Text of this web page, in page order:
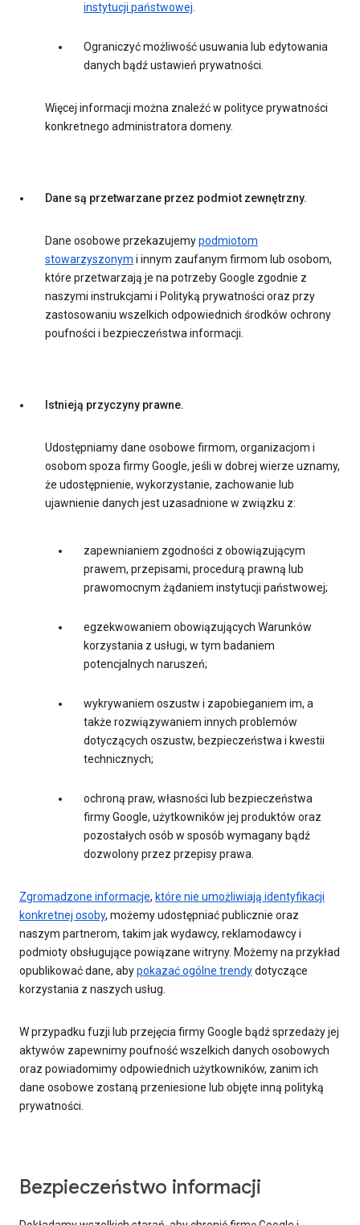
instytucji państwowej.
Ograniczyć możliwość usuwania lub edytowania
danych bądź ustawień prywatności.
Więcej informacji można znaleźć w polityce prywatności
konkretnego administratora domeny.
Dane są przetwarzane przez podmiot zewnętrzny.
Dane osobowe przekazujemypodmiotom
stowarzyszonym i innym zaufanym firmom lub osobom,
które przetwarzają je na potrzeby Google zgodnie z
naszymi instrukcjami i Polityką prywatności oraz przy
zastosowaniu wszelkich odpowiednich środków ochrony
poufności i bezpieczeństwa informacji.
Istnieją przyczyny prawne.
Udostępniamy dane osobowe firmom, organizacjom i
osobom spoza firmy Google, jeśli w dobrej wierze uznamy,
że udostępnienie, wykorzystanie, zachowanie lub
ujawnienie danych jest uzasadnione w związku z:
zapewnianiem zgodności z obowiązującym
prawem, przepisami, procedurą prawną lub
prawomocnym żądaniem instytucji państwowej;
egzekwowaniem obowiązujących Warunków
korzystania z usługi, w tym badaniem
potencjalnych naruszeń;
wykrywaniem oszustw i zapobieganiem im, a
także rozwiązywaniem innych problemów
dotyczących oszustw, bezpieczeństwa i kwestii
technicznych;
ochroną praw, własności lub bezpieczeństwa
firmy Google, użytkowników jej produktów oraz
pozostałych osób w sposób wymagany bądź
dozwolony przez przepisy prawa.
Zgromadzone informacje, które nie umożliwiają identyfikacji
konkretnej osoby, możemy udostępniać publicznie oraz
naszym partnerom, takim jak wydawcy, reklamodawcy i
podmioty obsługujące powiązane witryny. Możemy na przykład
opublikować dane, abypokazać ogólne trendydotyczące
korzystania z naszych usług.
W przypadku fuzji lub przejęcia firmy Google bądź sprzedaży jej
aktywów zapewnimy poufność wszelkich danych osobowych
oraz powiadomimy odpowiednich użytkowników, zanim ich
dane osobowe zostaną przeniesione lub objęte inną polityką
prywatności.
Bezpieczeństwo informacji